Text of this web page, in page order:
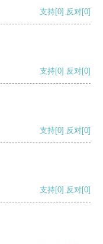
支持[0] 反对[0]
支持[0] 反对[0]
支持[0] 反对[0]
支持[0] 反对[0]